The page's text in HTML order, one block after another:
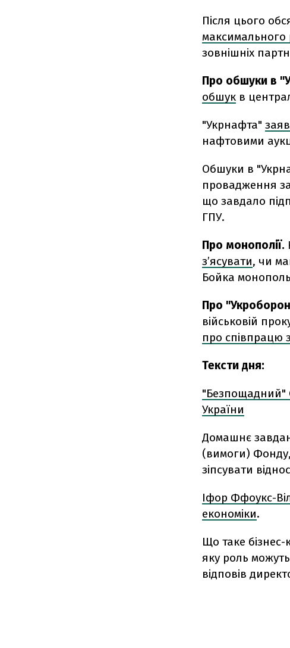
Після цього
максимального
зовнішніх
Про обшуки в
обшук в
"Укрнафта"
нафтовими
Обшуки в
провадження
що завдало
ГПУ.
Про монополії.
з’ясувати, чи
Бойка
Про
військовій
про співпрацю
Тексти дня:
"Безпощадний"
України
Домашнє
(вимоги) Фонду,
зіпсувати
Іфор Ффоукс-
економіки.
Що таке бізнес-
яку роль
відповів